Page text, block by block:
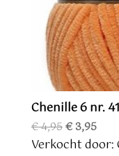
Chenille 6 nr.
€4,95
prijs
€3,95
prijs
Verkocht door: